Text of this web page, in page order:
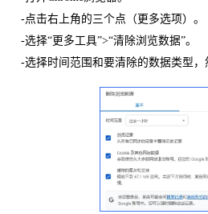
-点击右上角的三个点（更多选项）。
-选择“更多工具”>“清除浏览数据”。
-选择时间范围和要清除的数据类型，